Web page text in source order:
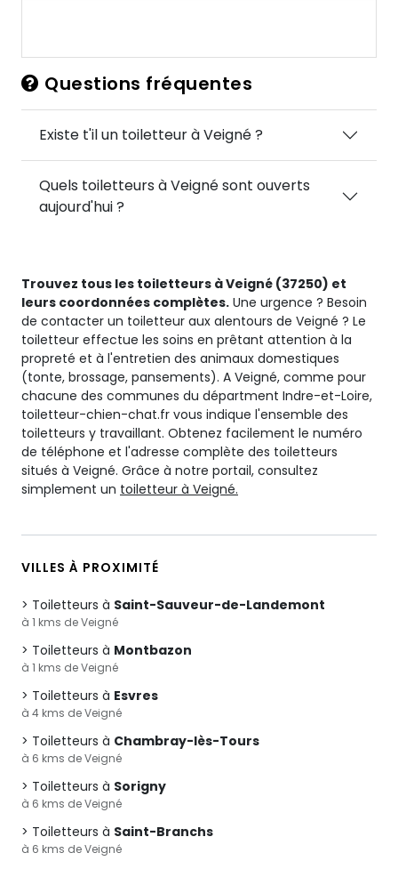
Questions fréquentes
Existe t'il un toiletteur à Veigné ?
Quels toiletteurs à Veigné sont ouverts
aujourd'hui ?
Trouvez tous les toiletteurs à Veigné (37250) et
leurs coordonnées complètes. Une urgence ? Besoin
de contacter un toiletteur aux alentours de Veigné ? Le
toiletteur effectue les soins en prêtant attention à la
propreté et à l'entretien des animaux domestiques
(tonte, brossage, pansements). A Veigné, comme pour
chacune des communes du départment Indre-et-Loire,
toiletteur-chien-chat.fr vous indique l'ensemble des
toiletteurs y travaillant. Obtenez facilement le numéro
de téléphone et l'adresse complète des toiletteurs
situés à Veigné. Grâce à notre portail, consultez
simplement un toiletteur à Veigné.
VILLES À PROXIMITÉ
Toiletteurs à Saint-Sauveur-de-Landemont
à 1 kms de Veigné
Toiletteurs à Montbazon
à 1 kms de Veigné
Toiletteurs à Esvres
à 4 kms de Veigné
Toiletteurs à Chambray-lès-Tours
à 6 kms de Veigné
Toiletteurs à Sorigny
à 6 kms de Veigné
Toiletteurs à Saint-Branchs
à 6 kms de Veigné